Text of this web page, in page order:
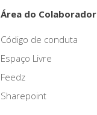
Área do Colaborador
Código de conduta
Espaço Livre
Feedz
Sharepoint